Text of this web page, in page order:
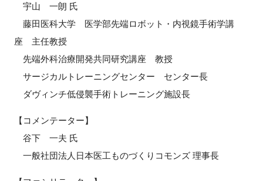
宇山 一朗 氏
藤田医科大学 医学部先端ロボット・内視鏡手術学講
座 主任教授
先端外科治療開発共同研究講座 教授
サージカルトレーニングセンター センター長
ダヴィンチ低侵襲手術トレーニング施設長
【コメンテーター】
谷下 一夫 氏
一般社団法人日本医工ものづくりコモンズ 理事長